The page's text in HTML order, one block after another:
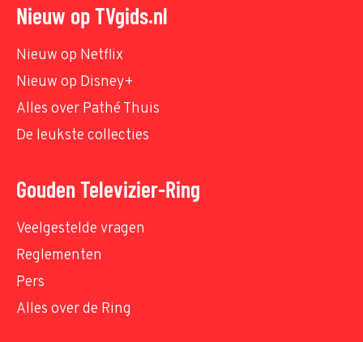
Nieuw op TVgids.nl
Nieuw op Netflix
Nieuw op Disney+
Alles over Pathé Thuis
De leukste collecties
Gouden Televizier-Ring
Veelgestelde vragen
Reglementen
Pers
Alles over de Ring